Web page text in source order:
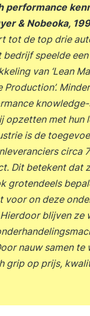
HHS, Gemeente
Gemeente
Eindhoven
Covey Agile
Agile
The Hague
performance
& Nobeoka,
tot de top drie
bedrijf speelde
van ‘Lean
Production’.
opzetten met hun
is de
circa
Dit betekent dat
grotendeels
voor on deze
blijven ze
nauw samen te
grip op prijs,